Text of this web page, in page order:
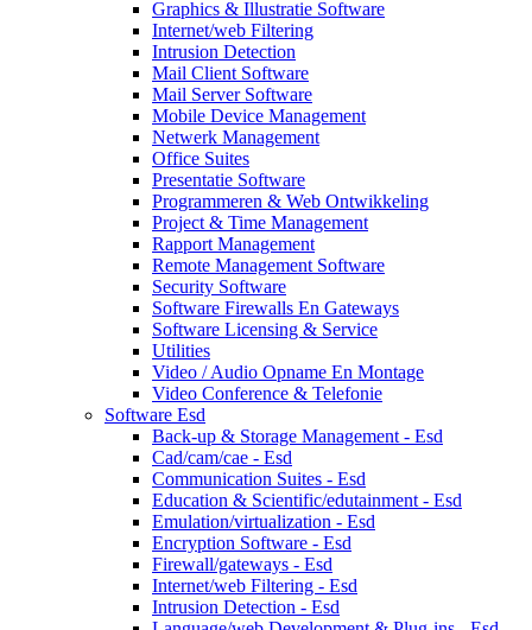
Graphics & Illustratie Software
Internet/web Filtering
Intrusion Detection
Mail Client Software
Mail Server Software
Mobile Device Management
Netwerk Management
Office Suites
Presentatie Software
Programmeren & Web Ontwikkeling
Project & Time Management
Rapport Management
Remote Management Software
Security Software
Software Firewalls En Gateways
Software Licensing & Service
Utilities
Video / Audio Opname En Montage
Video Conference & Telefonie
Software Esd
Back-up & Storage Management - Esd
Cad/cam/cae - Esd
Communication Suites - Esd
Education & Scientific/edutainment - Esd
Emulation/virtualization - Esd
Encryption Software - Esd
Firewall/gateways - Esd
Internet/web Filtering - Esd
Intrusion Detection - Esd